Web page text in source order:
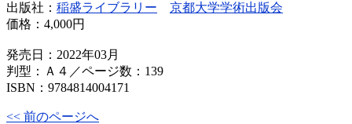
出版社： 稲盛ライブラリー
京都大学学術出版会
価格： 4,000円
発売日：2022年03月
判型：Ａ４／ページ数：139
ISBN：9784814004171
<< 前のページへ